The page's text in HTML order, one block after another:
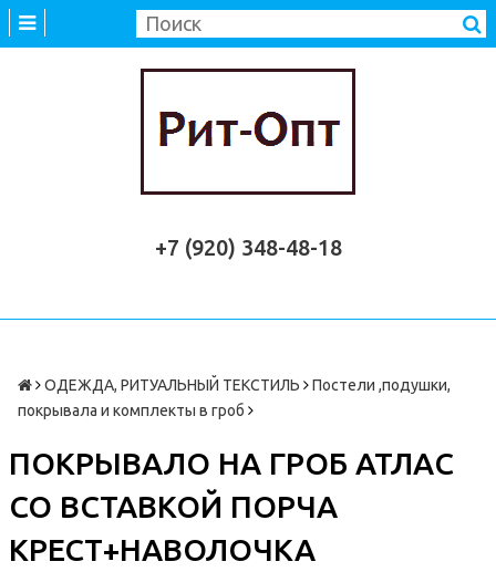
+7 (920) 348-48-18
ОДЕЖДА, РИТУАЛЬНЫЙ ТЕКСТИЛЬ
Постели ,подушки,
покрывала и комплекты в гроб
ПОКРЫВАЛО НА ГРОБ АТЛАС
СО ВСТАВКОЙ ПОРЧА
КРЕСТ+НАВОЛОЧКА